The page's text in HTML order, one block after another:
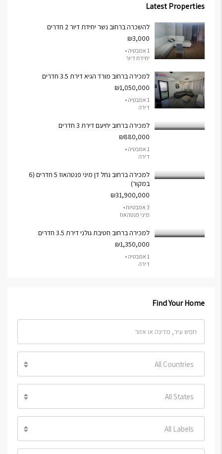
Latest Properties
להשכרה ברחוב נשר יחידת דיור 2 חדרים
₪3,000
1 אמבטיה •
יחידת דיור
למכירה ברחוב מורד הגיא דירת 3.5 חדרים
₪1,050,000
1 אמבטיה •
דירה
למכירה ברחוב יחיעם דירת 3 חדרים
₪880,000
1 אמבטיה •
דירה
למכירה ברחוב נחל דן מיני פנטהאוז 5 חדרים (6
במקור)
₪31,900,000
3 אמבטיות •
מיני פנטהאוז
למכירה ברחוב חטיבת גולני דירת 3.5 חדרים
₪1,350,000
1 אמבטיה •
דירה
Find Your Home
All Countries
All States
All Labels